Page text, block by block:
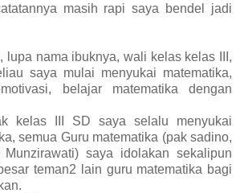
masih rapi saya bendel jadi
lupa nama ibuknya, wali kelas kelas III,
saya mulai menyukai matematika,
belajar matematika dengan
kelas III SD saya selalu menyukai
semua Guru matematika (pak sadino,
saya idolakan sekalipun
teman2 lain guru matematika bagi